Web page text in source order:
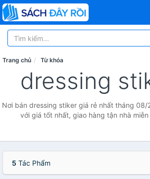
Trang chủ Từ khóa
dressing
Nơi bán dressing stiker giá rẻ nhất tháng 08/
với giá tốt nhất, giao hàng tận nhà
5 Tác Phẩm